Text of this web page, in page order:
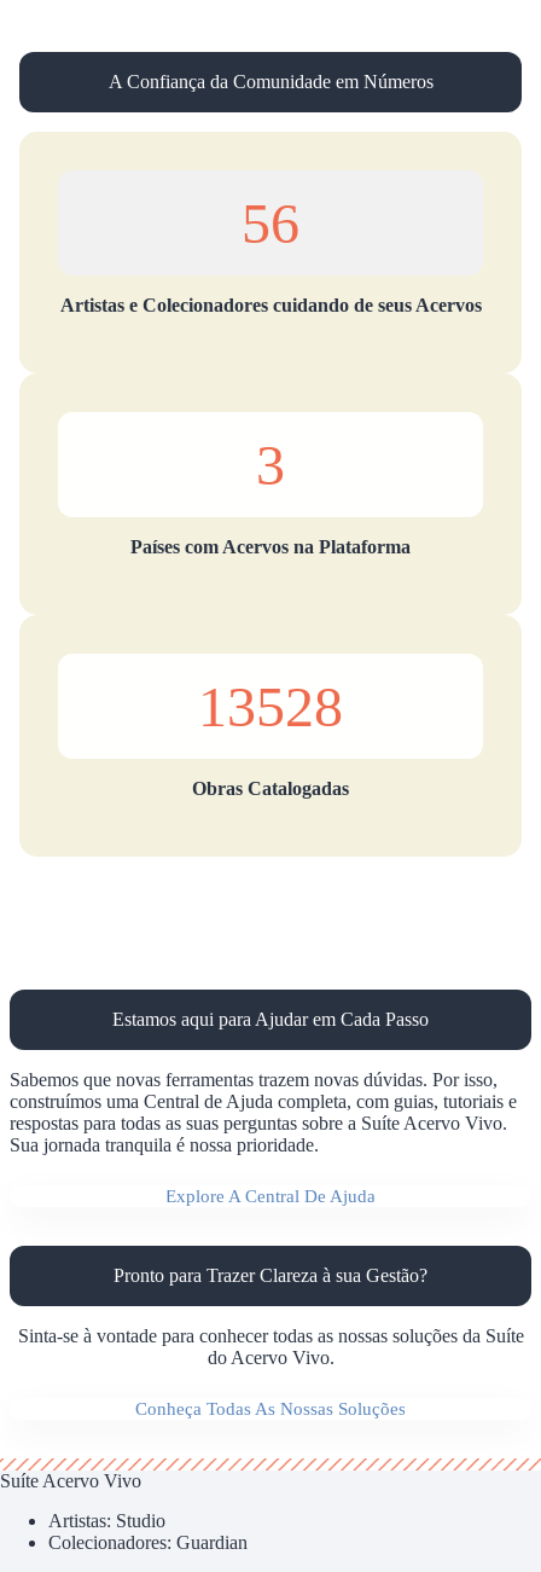
A Confiança da Comunidade em Números
56
Artistas e Colecionadores cuidando de seus Acervos
3
Países com Acervos na Plataforma
13528
Obras Catalogadas
Estamos aqui para Ajudar em Cada Passo
Sabemos que novas ferramentas trazem novas dúvidas. Por isso,
construímos uma Central de Ajuda completa, com guias, tutoriais e
respostas para todas as suas perguntas sobre a Suíte Acervo Vivo.
Sua jornada tranquila é nossa prioridade.
Explore A Central De Ajuda
Pronto para Trazer Clareza à sua Gestão?
Sinta-se à vontade para conhecer todas as nossas soluções da Suíte
do Acervo Vivo.
Conheça Todas As Nossas Soluções
Suíte Acervo Vivo
Artistas: Studio
Colecionadores: Guardian